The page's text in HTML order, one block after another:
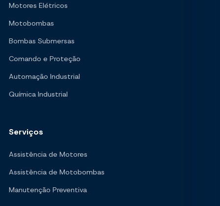
Motores Elétricos
Motobombas
Bombas Submersas
Comando e Proteção
Automação Industrial
Química Industrial
Serviços
Assistência de Motores
Assistência de Motobombas
Manutenção Preventiva